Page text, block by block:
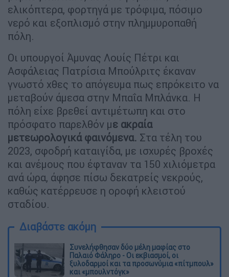
ελικόπτερα, φορτηγά με τρόφιμα, πόσιμο
νερό και εξοπλισμό στην πλημμυροπαθή
πόλη.
Οι υπουργοί Άμυνας Λουίς Πέτρι και
Ασφάλειας Πατρίσια Μπούλριτς έκαναν
γνωστό χθες το απόγευμα πως επρόκειτο να
μεταβούν άμεσα στην Μπαΐα Μπλάνκα. Η
πόλη είχε βρεθεί αντιμέτωπη και στο
πρόσφατο παρελθόν με ακραία
μετεωρολογικά φαινόμενα. Στα τέλη του
2023, σφοδρή καταιγίδα, με ισχυρές βροχές
και ανέμους που έφταναν τα 150 χιλιόμετρα
ανά ώρα, άφησε πίσω δεκατρείς νεκρούς,
καθώς κατέρρευσε η οροφή κλειστού
σταδίου.
Διαβάστε ακόμη
Συνελήφθησαν δύο μέλη μαφίας στο
Παλαιό Φάληρο - Οι εκβιασμοί, οι
ξυλοδαρμοί και τα προσωνύμια «πίτμπουλ»
και «μπουλντόγκ»